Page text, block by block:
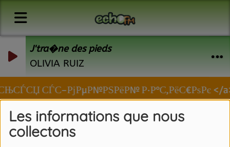
Les informations que nous
collectons
J'tra�ne des pieds
OLIVIA RUIZ
СЃС–РјРµР№РЅРёР№ Р·Р°С‚РёС€РѕРє </a>